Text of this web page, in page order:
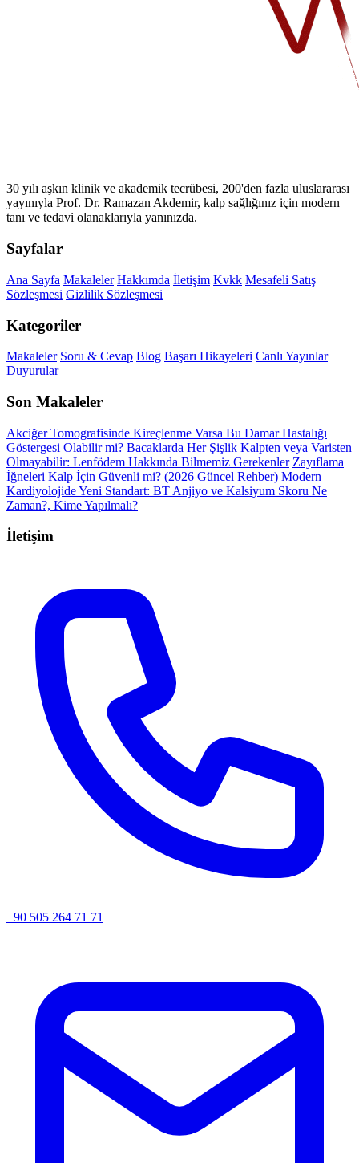
30 yılı aşkın klinik ve akademik tecrübesi, 200'den fazla uluslararası
yayınıyla Prof. Dr. Ramazan Akdemir, kalp sağlığınız için modern
tanı ve tedavi olanaklarıyla yanınızda.
Sayfalar
Ana Sayfa Makaleler Hakkımda İletişim Kvkk Mesafeli Satış
Sözleşmesi Gizlilik Sözleşmesi
Kategoriler
Makaleler Soru & Cevap Blog Başarı Hikayeleri Canlı Yayınlar
Duyurular
Son Makaleler
Akciğer Tomografisinde Kireçlenme Varsa Bu Damar Hastalığı
Göstergesi Olabilir mi? Bacaklarda Her Şişlik Kalpten veya Varisten
Olmayabilir: Lenfödem Hakkında Bilmemiz Gerekenler Zayıflama
İğneleri Kalp İçin Güvenli mi? (2026 Güncel Rehber) Modern
Kardiyolojide Yeni Standart: BT Anjiyo ve Kalsiyum Skoru Ne
Zaman?, Kime Yapılmalı?
İletişim
+90 505 264 71 71